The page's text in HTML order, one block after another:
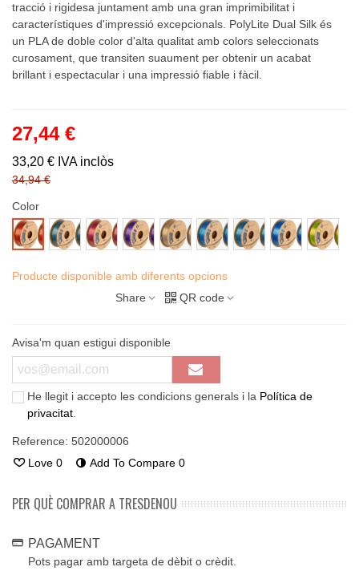
tracció i rigidesa juntament amb una gran imprimibilitat i
característiques d'impressió excepcionals. PolyLite Dual Silk és
un PLA de doble color d'alta qualitat amb colors seleccionats
curosament, que transiten suaument per obtenir un acabat
brillant i espectacular i una impressió fiable i fàcil.
27,44 €
33,20 € IVA inclòs
34,94 €
Color
SUNSET
SILK
-
JADEITE
SILK
-
BANQUET
SILK
-
SOVEREIGN
SILK
-
SILK
CROWN
SILK
-
SILK
CARIBBEAN
SILK
-
SILK
CHAMELEON
SILK
BELUGA
SILK
SILK
Producte disponible amb diferents opcions
Share
QR code
Avisa'm quan estigui disponible
He llegit i accepto les condicions generals i la Política de
privacitat
Reference: 502000006
Love 0 Add To Compare 0
PER QUÈ COMPRAR A TRESDENOU
PAGAMENT
Pots pagar amb targeta de dèbit o crèdit.